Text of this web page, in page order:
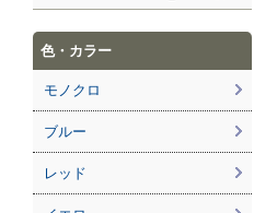
色・カラー
モノクロ
ブルー
レッド